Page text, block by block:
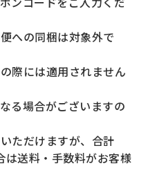
への同梱は対象外で
際には適用されません
る場合がございますの
ただけますが、合計
送料・手数料がお客様